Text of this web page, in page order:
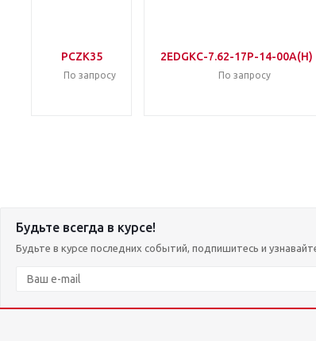
PCZK35
По запросу
2EDGKC-7.62-17P-14-00A(H)
По запросу
Будьте всегда в курсе!
Будьте в курсе последних событий, подпишитесь и